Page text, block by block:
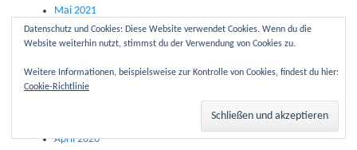
Mai 2021
März 2021
Februar 2021
Oktober 2020
September 2020
April 2020
Datenschutz und Cookies: Diese Website verwendet Cookies. Wenn du die
Website weiterhin nutzt, stimmst du der Verwendung von Cookies zu.
Weitere Informationen, beispielsweise zur Kontrolle von Cookies, findest du hier:
Cookie-Richtlinie